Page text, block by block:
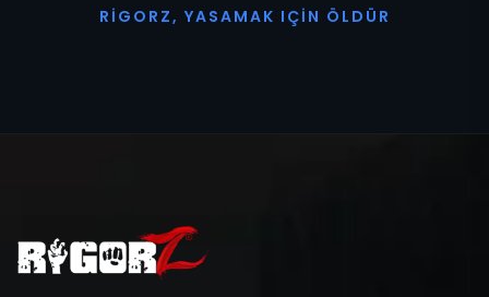
R I G O R Z, YASAMAK I ÇI N Ö L D Ü R